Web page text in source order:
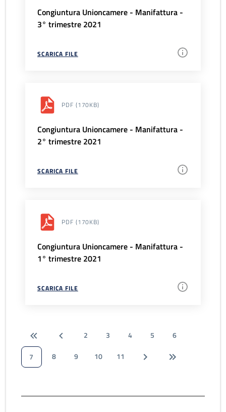
Congiuntura Unioncamere - Manifattura -
3° trimestre 2021
SCARICA FILE
PDF (170KB)
Congiuntura Unioncamere - Manifattura -
2° trimestre 2021
SCARICA FILE
PDF (170KB)
Congiuntura Unioncamere - Manifattura -
1° trimestre 2021
SCARICA FILE
2 3 4 5
6
7
8 9 10 11